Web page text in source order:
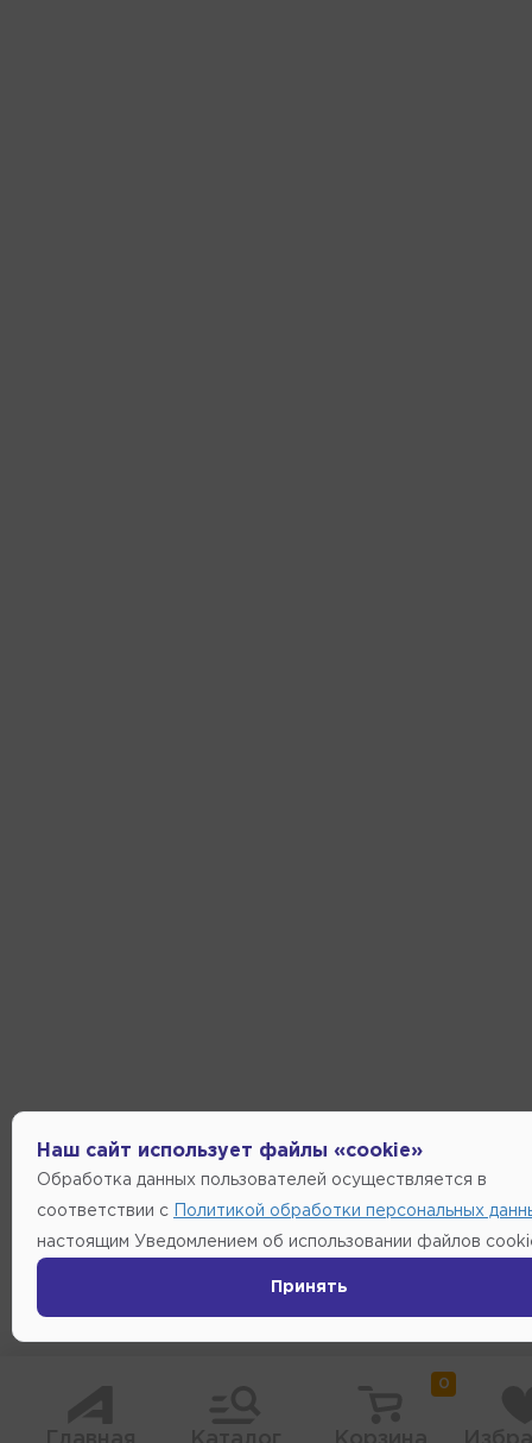
0
Наш сайт использует файлы «cookie»
Обработка данных пользователей осуществляется в
соответствии с Политикой обработки персональных
настоящим Уведомлением об использовании файлов
Принять